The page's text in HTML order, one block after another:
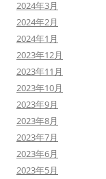
2024年3月
2024年2月
2024年1月
2023年12月
2023年11月
2023年10月
2023年9月
2023年8月
2023年7月
2023年6月
2023年5月